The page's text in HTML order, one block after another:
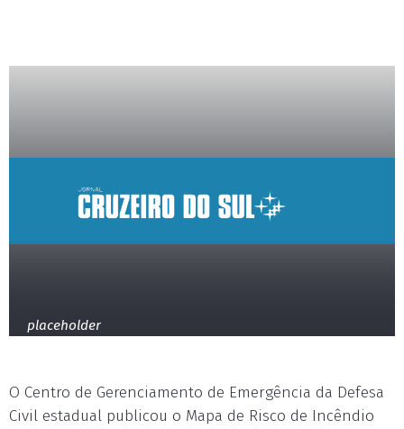
placeholder
O Centro de Gerenciamento de Emergência da Defesa
Civil estadual publicou o Mapa de Risco de Incêndio